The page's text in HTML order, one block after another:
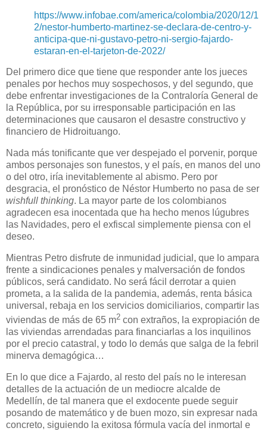
https://www.infobae.com/america/colombia/2020/12/1
2/nestor-humberto-martinez-se-declara-de-centro-y-
anticipa-que-ni-gustavo-petro-ni-sergio-fajardo-
estaran-en-el-tarjeton-de-2022/
Del primero dice que tiene que responder ante los jueces
penales por hechos muy sospechosos, y del segundo, que
debe enfrentar investigaciones de la Contraloría General de
la República, por su irresponsable participación en las
determinaciones que causaron el desastre constructivo y
financiero de Hidroituango.
Nada más tonificante que ver despejado el porvenir, porque
ambos personajes son funestos, y el país, en manos del uno
o del otro, iría inevitablemente al abismo. Pero por
desgracia, el pronóstico de Néstor Humberto no pasa de ser
wishfull thinking. La mayor parte de los colombianos
agradecen esa inocentada que ha hecho menos lúgubres
las Navidades, pero el exfiscal simplemente piensa con el
deseo.
Mientras Petro disfrute de inmunidad judicial, que lo ampara
frente a sindicaciones penales y malversación de fondos
públicos, será candidato. No será fácil derrotar a quien
prometa, a la salida de la pandemia, además, renta básica
universal, rebaja en los servicios domiciliarios, compartir las
viviendas de más de 65 m2 con extraños, la expropiación de
las viviendas arrendadas para financiarlas a los inquilinos
por el precio catastral, y todo lo demás que salga de la febril
minerva demagógica…
En lo que dice a Fajardo, al resto del país no le interesan
detalles de la actuación de un mediocre alcalde de
Medellín, de tal manera que el exdocente puede seguir
posando de matemático y de buen mozo, sin expresar nada
concreto, siguiendo la exitosa fórmula vacía del inmortal e